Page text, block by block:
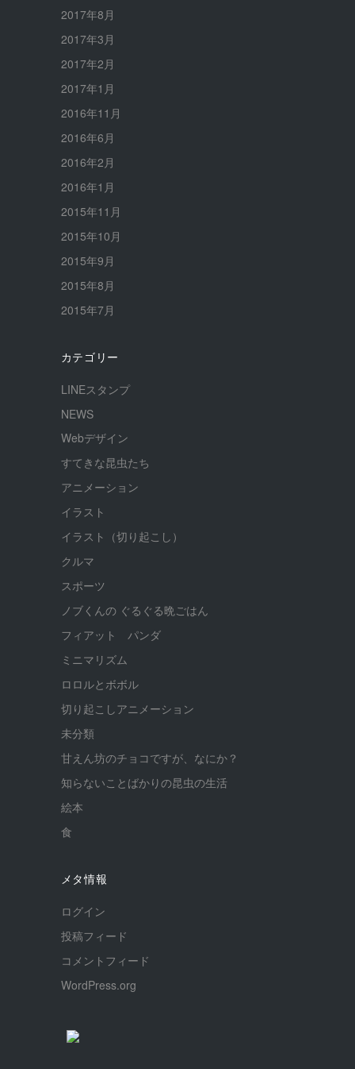
2017年8月
2017年3月
2017年2月
2017年1月
2016年11月
2016年6月
2016年2月
2016年1月
2015年11月
2015年10月
2015年9月
2015年8月
2015年7月
カテゴリー
LINEスタンプ
NEWS
Webデザイン
すてきな昆虫たち
アニメーション
イラスト
イラスト（切り起こし）
クルマ
スポーツ
ノブくんの ぐるぐる晩ごはん
フィアット パンダ
ミニマリズム
ロロルとボボル
切り起こしアニメーション
未分類
甘えん坊のチョコですが、なにか？
知らないことばかりの昆虫の生活
絵本
食
メタ情報
ログイン
投稿フィード
コメントフィード
WordPress.org